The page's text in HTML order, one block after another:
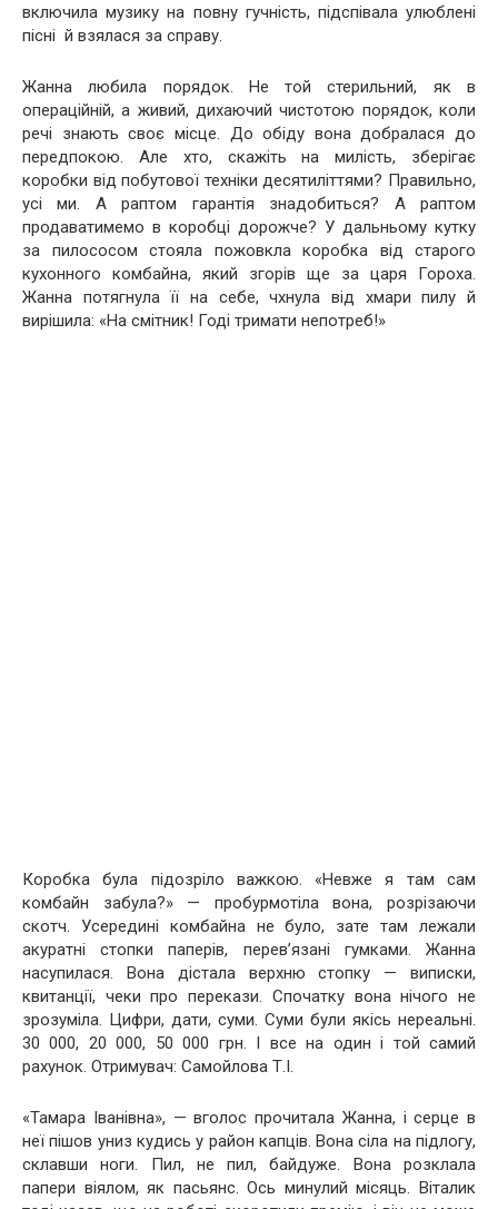
включила музику на повну гучність, підспівала улюблені
пісні й взялася за справу.
Жанна любила порядок. Не той стерильний, як в
операційній, а живий, дихаючий чистотою порядок, коли
речі знають своє місце. До обіду вона добралася до
передпокою. Але хто, скажіть на милість, зберігає
коробки від побутової техніки десятиліттями? Правильно,
усі ми. А раптом гарантія знадобиться? А раптом
продаватимемо в коробці дорожче? У дальньому кутку
за пилососом стояла пожовкла коробка від старого
кухонного комбайна, який згорів ще за царя Гороха.
Жанна потягнула її на себе, чхнула від хмари пилу й
вирішила: «На смітник! Годі тримати непотреб!»
Коробка була підозріло важкою. «Невже я там сам
комбайн забула?» — пробурмотіла вона, розрізаючи
скотч. Усередині комбайна не було, зате там лежали
акуратні стопки паперів, перев’язані гумками. Жанна
насупилася. Вона дістала верхню стопку — виписки,
квитанції, чеки про перекази. Спочатку вона нічого не
зрозуміла. Цифри, дати, суми. Суми були якісь нереальні.
30 000, 20 000, 50 000 грн. І все на один і той самий
рахунок. Отримувач: Самойлова Т.І.
«Тамара Іванівна», — вголос прочитала Жанна, і серце в
неї пішов униз кудись у район капців. Вона сіла на підлогу,
склавши ноги. Пил, не пил, байдуже. Вона розклала
папери віялом, як пасьянс. Ось минулий місяць. Віталик